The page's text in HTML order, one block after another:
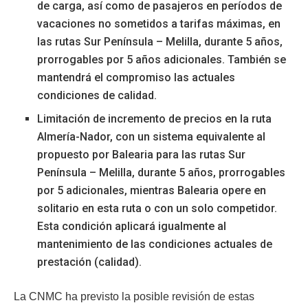
de carga, así como de pasajeros en períodos de
vacaciones no sometidos a tarifas máximas, en
las rutas Sur Península – Melilla, durante 5 años,
prorrogables por 5 años adicionales. También se
mantendrá el compromiso las actuales
condiciones de calidad.
Limitación de incremento de precios en la ruta
Almería-Nador, con un sistema equivalente al
propuesto por Balearia para las rutas Sur
Península – Melilla, durante 5 años, prorrogables
por 5 adicionales, mientras Balearia opere en
solitario en esta ruta o con un solo competidor.
Esta condición aplicará igualmente al
mantenimiento de las condiciones actuales de
prestación (calidad).
La CNMC ha previsto la posible revisión de estas